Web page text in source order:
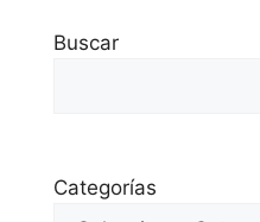
Buscar
Categorías